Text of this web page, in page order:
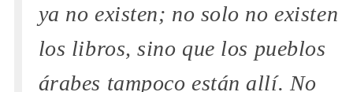
ya no existen; no solo no existen
los libros, sino que los pueblos
árabes tampoco están allí. No